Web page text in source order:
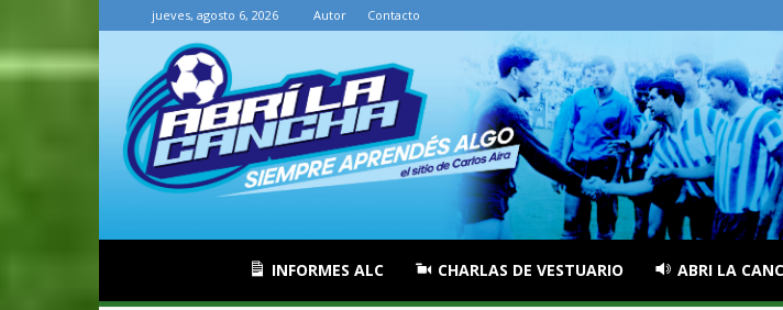
jueves, agosto 6, 2026 Autor Contacto
INFORMES ALC CHARLAS DE VESTUARIO ABRI LA